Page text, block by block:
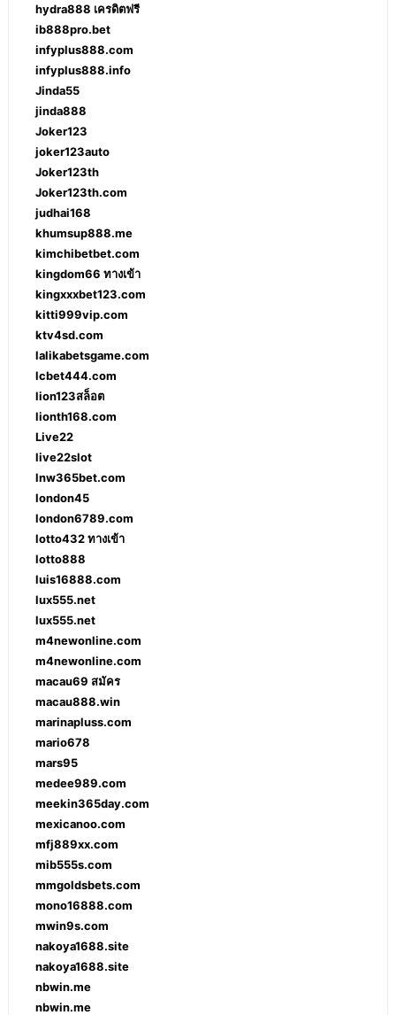
hydra888 เครดิตฟรี
ib888pro.bet
infyplus888.com
infyplus888.info
Jinda55
jinda888
Joker123
joker123auto
Joker123th
Joker123th.com
judhai168
khumsup888.me
kimchibetbet.com
kingdom66 ทางเข้า
kingxxxbet123.com
kitti999vip.com
ktv4sd.com
lalikabetsgame.com
lcbet444.com
lion123สล็อต
lionth168.com
Live22
live22slot
lnw365bet.com
london45
london6789.com
lotto432 ทางเข้า
lotto888
luis16888.com
lux555.net
lux555.net
m4newonline.com
m4newonline.com
macau69 สมัคร
macau888.win
marinapluss.com
mario678
mars95
medee989.com
meekin365day.com
mexicanoo.com
mfj889xx.com
mib555s.com
mmgoldsbets.com
mono16888.com
mwin9s.com
nakoya1688.site
nakoya1688.site
nbwin.me
nbwin.me